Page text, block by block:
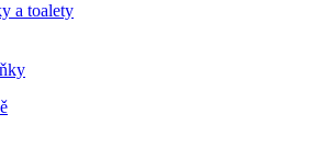
a toalety